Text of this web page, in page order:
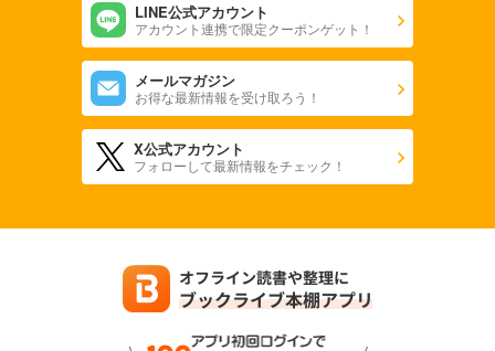
LINE公式アカウント
アカウント連携で限定クーポンゲット！
メールマガジン
お得な最新情報を受け取ろう！
X公式アカウント
フォローして最新情報をチェック！